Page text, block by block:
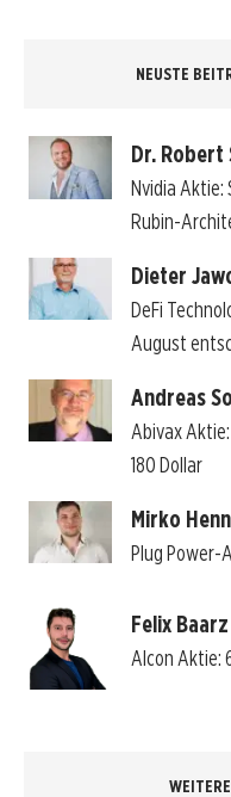
NEUSTE
Dr. Robert
Nvidia Aktie:
Rubin-
Dieter
DeFi
August
Andreas
Abivax
180 Dollar
Mirko
Plug Power-
Felix Baarz
Alcon Aktie: